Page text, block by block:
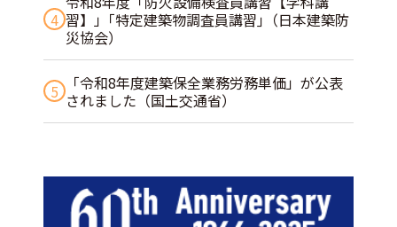
4 習】」｢特定建築物調査員講習｣（日本建築防
災協会）
5
「令和8年度建築保全業務労務単価」が公表
されました（国土交通省）